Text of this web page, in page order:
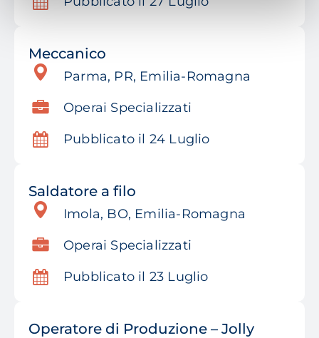
Meccanico
Parma, PR, Emilia-Romagna
Operai Specializzati
Pubblicato il 24 Luglio
Saldatore a filo
Imola, BO, Emilia-Romagna
Operai Specializzati
Pubblicato il 23 Luglio
Operatore di Produzione – Jolly